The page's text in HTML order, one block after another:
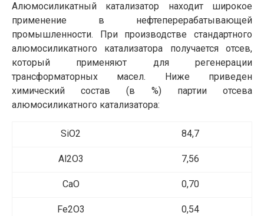
Алюмосиликатный катализатор находит широкое
применение в нефтеперерабатывающей
промышленности. При производстве стандартного
алюмосиликатного катализатора получается отсев,
который применяют для регенерации
трансформаторных масел. Ниже приведен
химический состав (в %) партии отсева
алюмосиликатного катализатора:
SiO2 84,7
Al2O3 7,56
CaO 0,70
Fe2O3 0,54